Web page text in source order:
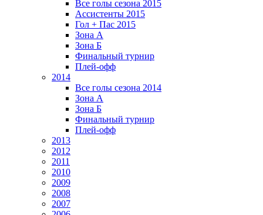
Все голы сезона 2015
Ассистенты 2015
Гол + Пас 2015
Зона А
Зона Б
Финальный турнир
Плей-офф
2014
Все голы сезона 2014
Зона А
Зона Б
Финальный турнир
Плей-офф
2013
2012
2011
2010
2009
2008
2007